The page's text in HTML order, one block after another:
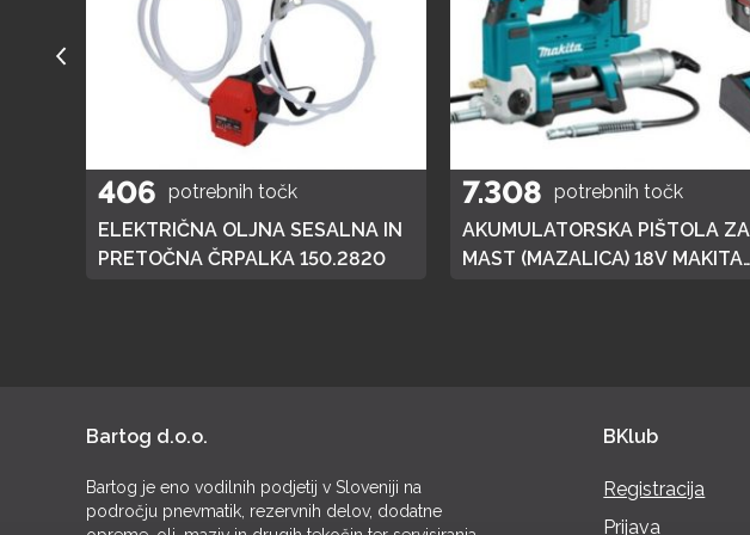
406 potrebnih točk
ELEKTRIČNA OLJNA SESALNA IN
PRETOČNA ČRPALKA 150.2820
7.308 potrebnih točk
AKUMULATORSKA PIŠTOLA ZA
MAST (MAZALICA) 18V MAKITA
Bartog d.o.o.
Bartog je eno vodilnih podjetij v Sloveniji na
področju pnevmatik, rezervnih delov, dodatne
BKlub
Registracija
Prijava